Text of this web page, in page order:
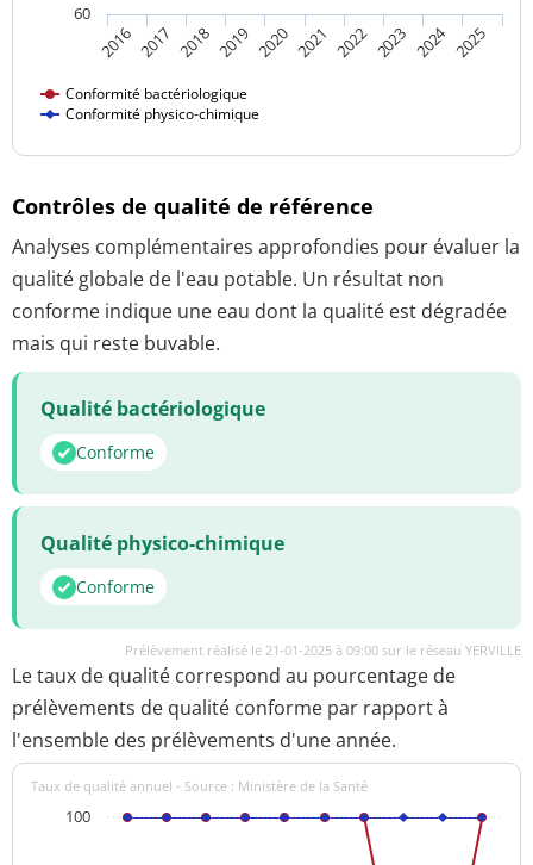
Conformité bactériologique
Conformité physico-chimique
2016 2017 2018 2019 2020 2021 2022 2023 2024 2025
60
Contrôles de qualité de référence
Analyses complémentaires approfondies pour évaluer la
qualité globale de l'eau potable. Un résultat non
conforme indique une eau dont la qualité est dégradée
mais qui reste buvable.
Qualité bactériologique
Conforme
Qualité physico-chimique
Conforme
Prélèvement réalisé le 21-01-2025 à 09:00 sur le réseau YERVILLE
Le taux de qualité correspond au pourcentage de
prélèvements de qualité conforme par rapport à
l'ensemble des prélèvements d'une année.
Taux de qualité annuel - Source : Ministère de la Santé
100